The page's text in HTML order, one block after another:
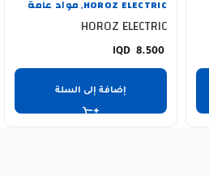
HOROZ ELECTRIC
, مواد عامة
HOROZ ELECTRIC
8.500
إضافة إلى السلة